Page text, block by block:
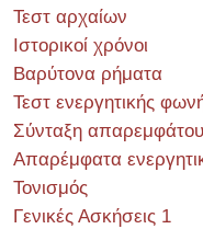
Τεστ αρχαίων
Ιστορικοί χρόνοι
Βαρύτονα ρήματα
Τεστ ενεργητικής
Σύνταξη απαρεμφάτου
Απαρέμφατα
Τονισμός
Γενικές Ασκήσεις 1